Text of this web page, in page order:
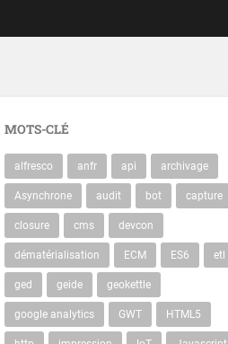
MOTS-CLÉ
alfresco anfr api archivage
Asynchrone audit bot capture
closure cms devcon
dématérialisation ECM ES6 etl
ged geide geokettle
google analytics GWT HTML5